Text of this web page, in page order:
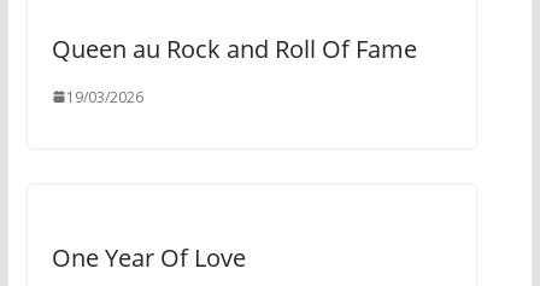
Queen au Rock and Roll Of Fame
19/03/2026
One Year Of Love